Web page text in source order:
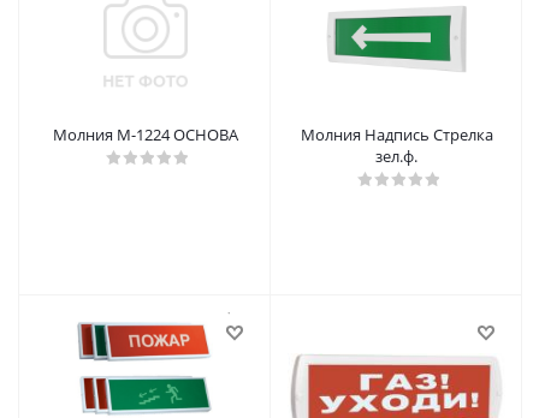
Молния М-1224 ОСНОВА
Молния Надпись Стрелка
зел.ф.